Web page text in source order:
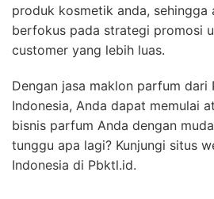
produk kosmetik anda, sehingga
berfokus pada strategi promosi
customer yang lebih luas.
Dengan jasa maklon parfum dari
Indonesia, Anda dapat memulai
bisnis parfum Anda dengan
tunggu apa lagi? Kunjungi situs
Indonesia di Pbktl.id.